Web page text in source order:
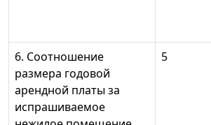
6. Соотношение
размера годовой
арендной платы за
испрашиваемое
5